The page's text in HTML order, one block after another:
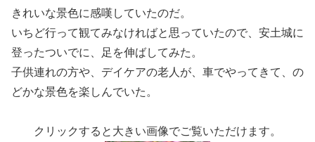
きれいな景色に感嘆していたのだ。
いちど行って観てみなければと思っていたので、安土城に
登ったついでに、足を伸ばしてみた。
子供連れの方や、デイケアの老人が、車でやってきて、の
どかな景色を楽しんでいた。
クリックすると大きい画像でご覧いただけます。